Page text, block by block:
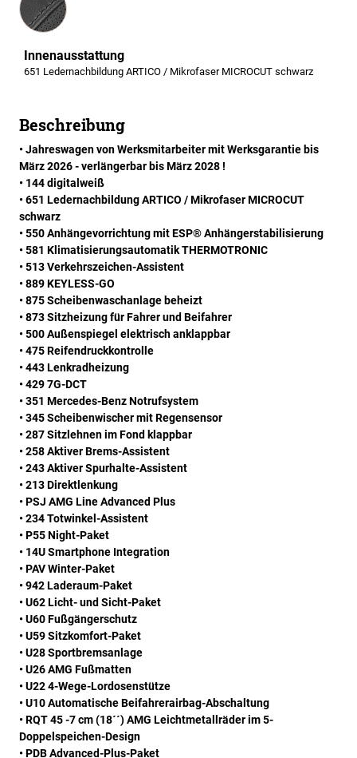
Innenausstattung
651 Ledernachbildung ARTICO / Mikrofaser MICROCUT schwarz
Beschreibung
• Jahreswagen von Werksmitarbeiter mit Werksgarantie bis
März 2026 - verlängerbar bis März 2028 !
• 144 digitalweiß
• 651 Ledernachbildung ARTICO / Mikrofaser MICROCUT
schwarz
• 550 Anhängevorrichtung mit ESP® Anhängerstabilisierung
• 581 Klimatisierungsautomatik THERMOTRONIC
• 513 Verkehrszeichen-Assistent
• 889 KEYLESS-GO
• 875 Scheibenwaschanlage beheizt
• 873 Sitzheizung für Fahrer und Beifahrer
• 500 Außenspiegel elektrisch anklappbar
• 475 Reifendruckkontrolle
• 443 Lenkradheizung
• 429 7G-DCT
• 351 Mercedes-Benz Notrufsystem
• 345 Scheibenwischer mit Regensensor
• 287 Sitzlehnen im Fond klappbar
• 258 Aktiver Brems-Assistent
• 243 Aktiver Spurhalte-Assistent
• 213 Direktlenkung
• PSJ AMG Line Advanced Plus
• 234 Totwinkel-Assistent
• P55 Night-Paket
• 14U Smartphone Integration
• PAV Winter-Paket
• 942 Laderaum-Paket
• U62 Licht- und Sicht-Paket
• U60 Fußgängerschutz
• U59 Sitzkomfort-Paket
• U28 Sportbremsanlage
• U26 AMG Fußmatten
• U22 4-Wege-Lordosenstütze
• U10 Automatische Beifahrerairbag-Abschaltung
• RQT 45 -7 cm (18´´) AMG Leichtmetallräder im 5-
Doppelspeichen-Design
• PDB Advanced-Plus-Paket